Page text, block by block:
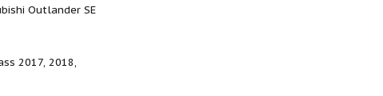
Outlander SE
2017, 2018,